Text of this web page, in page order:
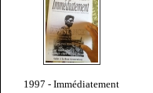
1997 - Immédiatement